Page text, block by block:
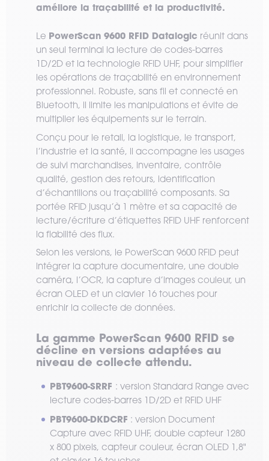
améliore la traçabilité et la productivité.
Le PowerScan 9600 RFID Datalogic réunit dans
un seul terminal la lecture de codes-barres
1D/2D et la technologie RFID UHF, pour simplifier
les opérations de traçabilité en environnement
professionnel. Robuste, sans fil et connecté en
Bluetooth, il limite les manipulations et évite de
multiplier les équipements sur le terrain.
Conçu pour le retail, la logistique, le transport,
l’industrie et la santé, il accompagne les usages
de suivi marchandises, inventaire, contrôle
qualité, gestion des retours, identification
d’échantillons ou traçabilité composants. Sa
portée RFID jusqu’à 1 mètre et sa capacité de
lecture/écriture d’étiquettes RFID UHF renforcent
la fiabilité des flux.
Selon les versions, le PowerScan 9600 RFID peut
intégrer la capture documentaire, une double
caméra, l’OCR, la capture d’images couleur, un
écran OLED et un clavier 16 touches pour
enrichir la collecte de données.
La gamme PowerScan 9600 RFID se
décline en versions adaptées au
niveau de collecte attendu.
PBT9600-SRRF : version Standard Range avec
lecture codes-barres 1D/2D et RFID UHF
PBT9600-DKDCRF : version Document
Capture avec RFID UHF, double capteur 1280
x 800 pixels, capteur couleur, écran OLED 1,8"